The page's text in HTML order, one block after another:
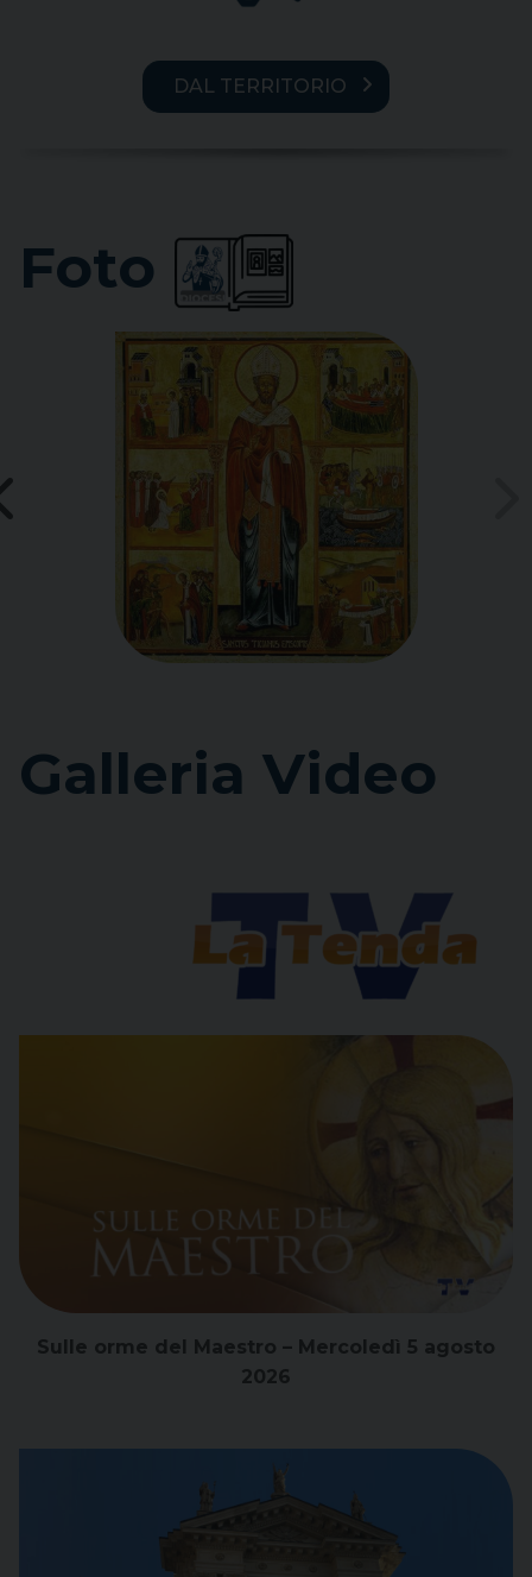
DAL TERRITORIO
Foto
Galleria Video
Sulle orme del Maestro – Mercoledì 5 agosto
2026